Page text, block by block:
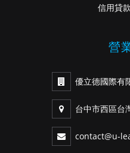
信用貸款
營
優立德國際有
台中市西區台
contact@u-